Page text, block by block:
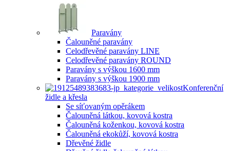
Paravány
Čalouněné paravány
Celodřevěné paravány LINE
Celodřevěné paravány ROUND
Paravány s výškou 1600 mm
Paravány s výškou 1900 mm
Konferenční
židle a křesla
Se síťovaným opěrákem
Čalouněná látkou, kovová kostra
Čalouněná koženkou, kovová kostra
Čalouněná ekokůží, kovová kostra
Dřevěné židle